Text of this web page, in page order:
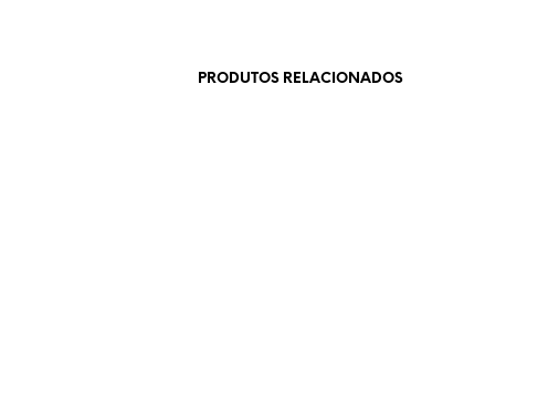
PRODUTOS RELACIONADOS